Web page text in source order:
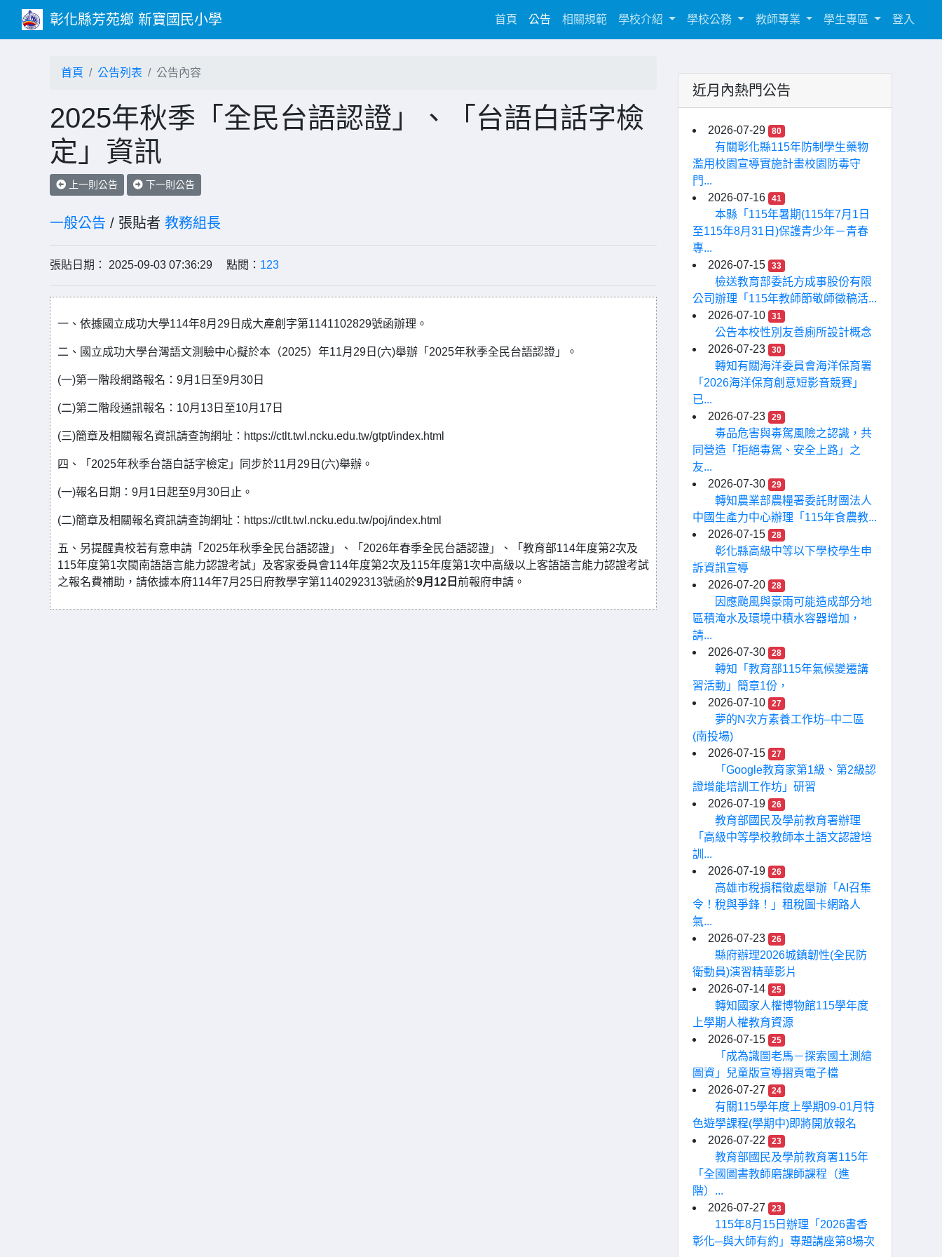
彰化縣芳苑鄉 新寶國民小學 首頁 (current)
公告 相關規範 學校介紹 學校公務 教師專業 學生專區 登入
首頁 公告列表 公告內容
2025年秋季「全民台語認證」、「台語白話字檢
定」資訊
上一則公告 下一則公告
一般公告 / 張貼者 教務組長
張貼日期： 2025-09-03 07:36:29 點閱： 123
一、依據國立成功大學114年8月29日成大產創字第1141102829號函辦理。
二、國立成功大學台灣語文測驗中心擬於本（2025）年11月29日(六)舉辦「2025年秋季全民台語認證」。
(一)第一階段網路報名：9月1日至9月30日
(二)第二階段通訊報名：10月13日至10月17日
(三)簡章及相關報名資訊請查詢網址：https://ctlt.twl.ncku.edu.tw/gtpt/index.html
四、「2025年秋季台語白話字檢定」同步於11月29日(六)舉辦。
(一)報名日期：9月1日起至9月30日止。
(二)簡章及相關報名資訊請查詢網址：https://ctlt.twl.ncku.edu.tw/poj/index.html
五、另提醒貴校若有意申請「2025年秋季全民台語認證」、「2026年春季全民台語認證」、「教育部114年度第2次及
115年度第1次閩南語語言能力認證考試」及客家委員會114年度第2次及115年度第1次中高級以上客語語言能力認證考試
之報名費補助，請依據本府114年7月25日府教學字第1140292313號函於9月12日 前報府申請。
近月內熱門公告
2026-07-29 80
有關彰化縣115年防制學生藥物
濫用校園宣導實施計畫校園防毒守
門...
2026-07-16
41
本縣「115年暑期(115年7月1日
至115年8月31日)保護青少年－青春
專...
2026-07-15
33
檢送教育部委託方成事股份有限
公司辦理「115年教師節敬師徵稿活...
2026-07-10
31
公告本校性別友善廁所設計概念
2026-07-23
30
轉知有關海洋委員會海洋保育署
「2026海洋保育創意短影音競賽」
已...
2026-07-23
29
毒品危害與毒駕風險之認識，共
同營造「拒絕毒駕、安全上路」之
友...
2026-07-30
29
轉知農業部農糧署委託財團法人
中國生產力中心辦理「115年食農教...
2026-07-15
28
彰化縣高級中等以下學校學生申
訴資訊宣導
2026-07-20
28
因應颱風與豪雨可能造成部分地
區積淹水及環境中積水容器增加，
請...
2026-07-30
28
轉知「教育部115年氣候變遷講
習活動」簡章1份，
2026-07-10
27
夢的N次方素養工作坊–中二區
(南投場)
2026-07-15
27
「Google教育家第1級、第2級認
證增能培訓工作坊」研習
2026-07-19
26
教育部國民及學前教育署辦理
「高級中等學校教師本土語文認證培
訓...
2026-07-19
26
高雄市稅捐稽徵處舉辦「AI召集
令！稅與爭鋒！」租稅圖卡網路人
氣...
2026-07-23
26
縣府辦理2026城鎮韌性(全民防
衛動員)演習精華影片
2026-07-14
25
轉知國家人權博物館115學年度
上學期人權教育資源
2026-07-15
25
「成為識圖老馬－探索國土測繪
圖資」兒童版宣導摺頁電子檔
2026-07-27
24
有關115學年度上學期09-01月特
色遊學課程(學期中)即將開放報名
2026-07-22
23
教育部國民及學前教育署115年
「全國圖書教師磨課師課程（進
階）...
2026-07-27
23
115年8月15日辦理「2026書香
彰化─與大師有約」專題講座第8場次